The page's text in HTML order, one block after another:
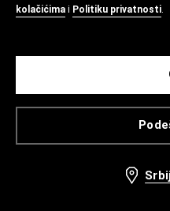
kolačićima i Politiku privatnosti.